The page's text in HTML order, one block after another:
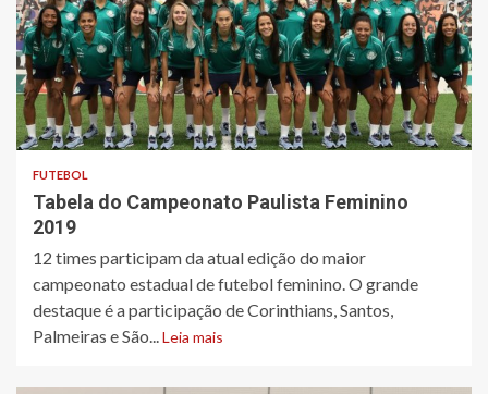
FUTEBOL
Tabela do Campeonato Paulista Feminino
2019
​12 times participam da atual edição do maior
campeonato estadual de futebol feminino. O grande
destaque é a participação de Corinthians, Santos,
Palmeiras e São...Leia mais